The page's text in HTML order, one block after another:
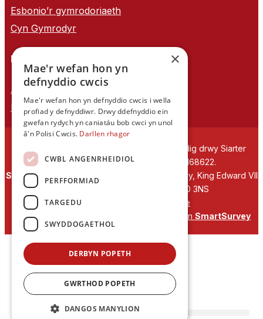
Esbonio’r gymrodoriaeth
Cyn Gymrodyr
EIN CYHOEDDIADAU
Astudiaethau Cymreig
Rhwydwaith Ymchwil Gyrfa Cynnar
, corfforedig drwy Siarter
Frenhinol. Elusen Cofrestredig Rhif 1168622.
Swyddfa gofrestredig:
The University Registry, King Edward VII
Avenue, Cathays Park, Cardiff CF10 3NS
Gwefan gan:
Waters Creative
Caiff ein meddalwedd arolygon ei phweru gan SmartSurvey
×
Mae'r wefan hon yn
defnyddio cwcis
Mae'r wefan hon yn defnyddio cwcis i wella
profiad y defnyddiwr. Drwy ddefnyddio ein
gwefan rydych yn caniatáu bob cwci yn unol
â'n Polisi Cwcis. Darllen rhagor
CWBL ANGENRHEIDIOL
PERFFORMIAD
TARGEDU
SWYDDOGAETHOL
DERBYN POPETH
GWRTHOD POPETH
DANGOS MANYLION